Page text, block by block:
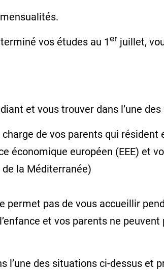
vos études au 1er juillet,
et vous trouver dans l’une
de vos parents qui résident
économique européen (EEE) et
la Méditerranée)
pas de vous accueillir
et vos parents ne
des situations ci-dessus et